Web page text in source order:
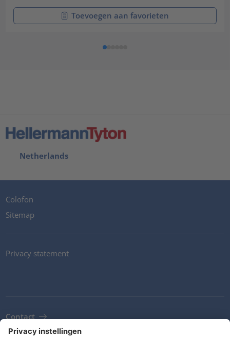
Toevoegen aan favorieten
Netherlands
Colofon
Sitemap
Privacy statement
Contact
Newsletter